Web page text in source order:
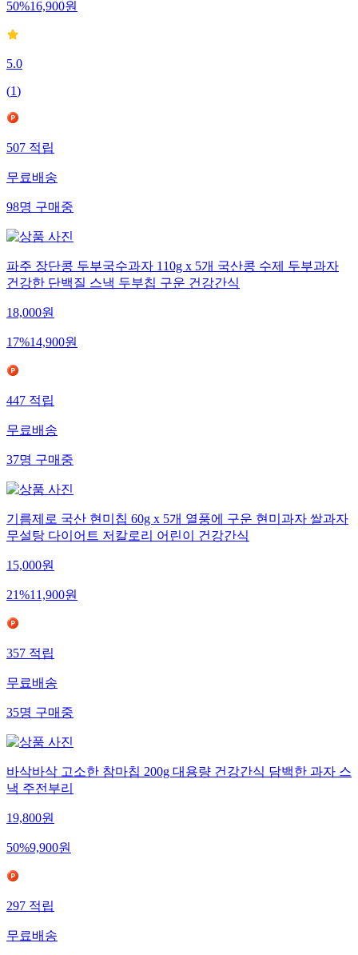
50%16,900원
5.0
(1)
507적립
무료배송
98명구매중
파주 장단콩 두부국수과자 110g x 5개 국산콩 수제 두부과자
건강한 단백질 스낵 두부칩 구운 건강간식
18,000원
17%14,900원
447적립
무료배송
37명구매중
기름제로 국산 현미칩 60g x 5개 열풍에 구운 현미과자 쌀과자
무설탕 다이어트 저칼로리 어린이 건강간식
15,000원
21%11,900원
357적립
무료배송
35명구매중
바삭바삭 고소한 참마칩 200g 대용량 건강간식 담백한 과자 스
낵 주전부리
19,800원
50%9,900원
297적립
무료배송